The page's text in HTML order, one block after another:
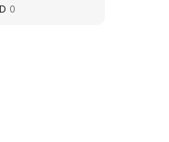
0